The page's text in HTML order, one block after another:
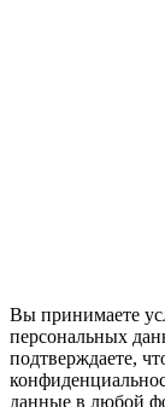
Вы принимаете
персональных
подтверждаете,
данные в любой